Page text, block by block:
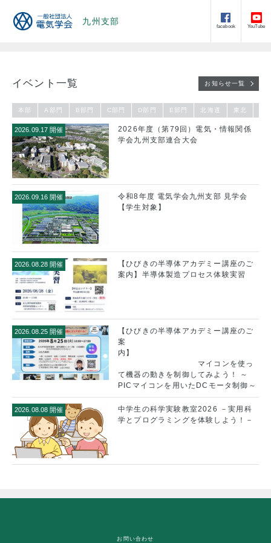
九州支部
facebook YouTube
イベント一覧 お知らせ一覧
本部 A部門 B部門 C部門 D部門 E部門 北海道 東北
2026.09.17 開催
2026年度（第79回）電気・情報関係
学会九州支部連合大会
2026.09.16 開催
令和8年度 電気学会九州支部 見学会
【学生対象】
2026.08.28 開催
【ひびきの半導体アカデミー講座のご
案内】半導体製造プロセス体験実習
2026.08.25 開催
【ひびきの半導体アカデミー講座のご
案
内】
マイコンを使っ
て機器の動きを制御してみよう！ ～
PICマイコンを用いたDCモータ制御～
2026.08.08 開催
中学生の科学実験教室2026 －実用科
学とプログラミングを体験しよう！－
お問い合わせ